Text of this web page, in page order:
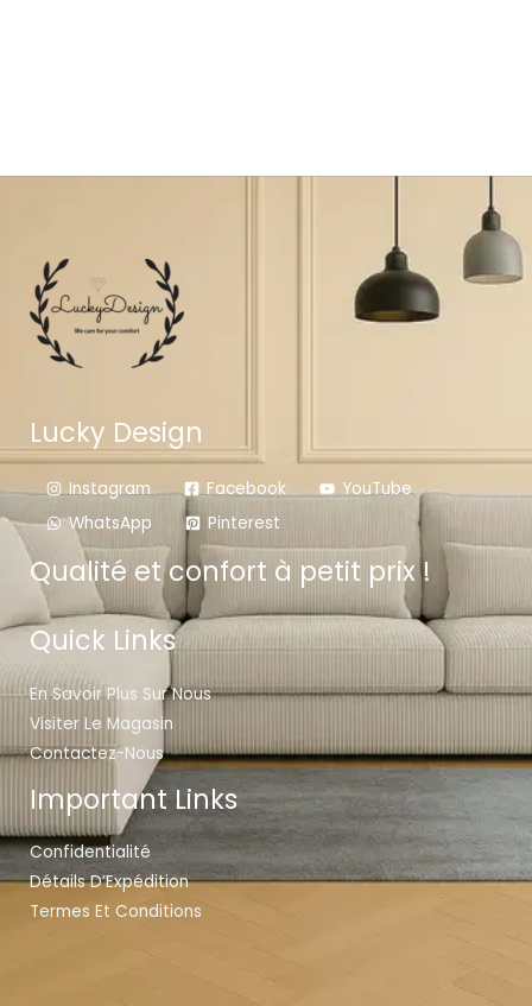
Lucky Design
Instagram Facebook
YouTube
WhatsApp
Pinterest
Qualité et confort à petit prix !
Quick Links
En Savoir Plus Sur Nous
Visiter Le Magasin
Contactez-Nous
Important Links
Confidentialité
Détails D’Expédition
Termes Et Conditions